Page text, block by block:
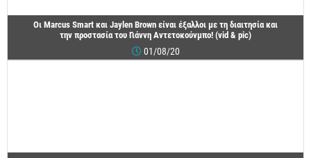
Οι Marcus Smart και Jaylen Brown είναι έξαλλοι με τη διαιτησία και
την προστασία του Γιάννη Αντετοκούνμπο! (vid & pic)
01/08/20